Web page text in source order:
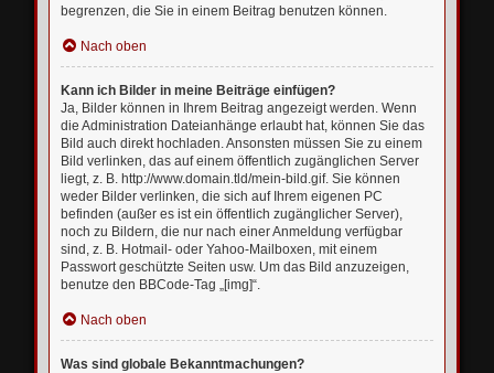
begrenzen, die Sie in einem Beitrag benutzen können.
Nach oben
Kann ich Bilder in meine Beiträge einfügen?
Ja, Bilder können in Ihrem Beitrag angezeigt werden. Wenn
die Administration Dateianhänge erlaubt hat, können Sie das
Bild auch direkt hochladen. Ansonsten müssen Sie zu einem
Bild verlinken, das auf einem öffentlich zugänglichen Server
liegt, z. B. http://www.domain.tld/mein-bild.gif. Sie können
weder Bilder verlinken, die sich auf Ihrem eigenen PC
befinden (außer es ist ein öffentlich zugänglicher Server),
noch zu Bildern, die nur nach einer Anmeldung verfügbar
sind, z. B. Hotmail- oder Yahoo-Mailboxen, mit einem
Passwort geschützte Seiten usw. Um das Bild anzuzeigen,
benutze den BBCode-Tag „[img]“.
Nach oben
Was sind globale Bekanntmachungen?